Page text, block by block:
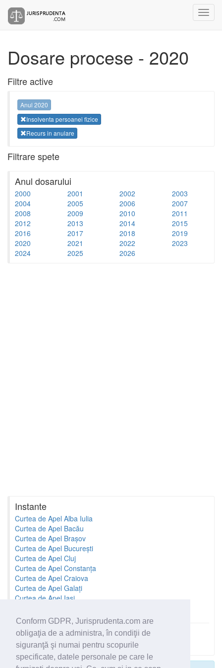
Conform GDPR, Jurisprudenta.com are
obligaţia de a administra, în condiţii de
siguranţă şi numai pentru scopurile
specificate, datele personale pe care le
Dosare procese - 2020
Filtre active
Anul 2020
Insolventa persoanei fizice
Recurs in anulare
Filtrare spete
Anul dosarului
2000 2001 2002
2003
2004
2005 2006
2007
2008
2009 2010
2011
2012
2013 2014
2015
2016
2017 2018
2019
2020
2021 2022
2023
2024
2025 2026
Instante
Curtea de Apel Alba Iulia
Curtea de Apel Bacău
Curtea de Apel Brașov
Curtea de Apel București
Curtea de Apel Cluj
Curtea de Apel Constanța
Curtea de Apel Craiova
Curtea de Apel Galați
Curtea de Apel Iași
Toate instantele